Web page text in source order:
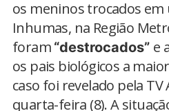
os meninos trocados
Inhumas, na Região
foram “destrocados” e
os pais biológicos a
caso foi revelado pela
quarta-feira (8). A